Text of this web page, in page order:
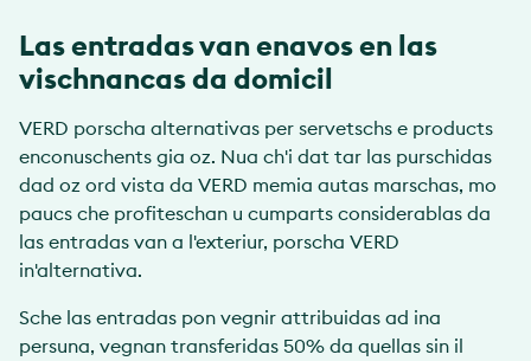
Las entradas van enavos en las
vischnancas da domicil
VERD porscha alternativas per servetschs e products
enconuschents gia oz. Nua ch'i dat tar las purschidas
dad oz ord vista da VERD memia autas marschas, mo
paucs che profiteschan u cumparts considerablas da
las entradas van a l'exteriur, porscha VERD
in'alternativa.
Sche las entradas pon vegnir attribuidas ad ina
persuna, vegnan transferidas 50% da quellas sin il